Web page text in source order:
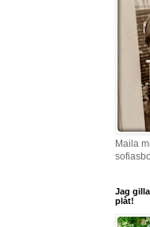
Maila
Jag
plåt!